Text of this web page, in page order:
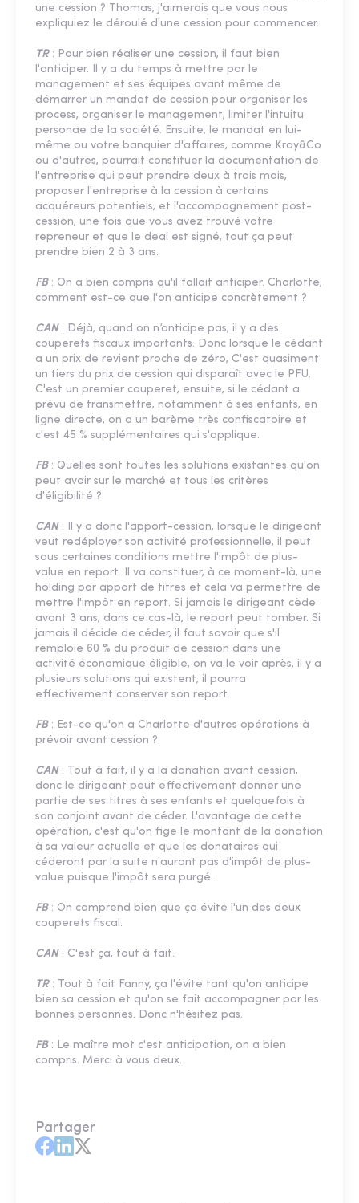
une cession ? Thomas, j'aimerais que vous nous
expliquiez le déroulé d'une cession pour commencer.
TR: Pour bien réaliser une cession, il faut bien
l'anticiper. Il y a du temps à mettre par le
management et ses équipes avant même de
démarrer un mandat de cession pour organiser les
process, organiser le management, limiter l'intuitu
personae de la société. Ensuite, le mandat en lui-
même ou votre banquier d'affaires, comme Kray&Co
ou d'autres, pourrait constituer la documentation de
l'entreprise qui peut prendre deux à trois mois,
proposer l'entreprise à la cession à certains
acquéreurs potentiels, et l'accompagnement post-
cession, une fois que vous avez trouvé votre
repreneur et que le deal est signé, tout ça peut
prendre bien 2 à 3 ans.
FB: On a bien compris qu'il fallait anticiper. Charlotte,
comment est-ce que l'on anticipe concrètement ?
CAN: Déjà, quand on n’anticipe pas, il y a des
couperets fiscaux importants. Donc lorsque le cédant
a un prix de revient proche de zéro, C'est quasiment
un tiers du prix de cession qui disparaît avec le PFU.
C'est un premier couperet, ensuite, si le cédant a
prévu de transmettre, notamment à ses enfants, en
ligne directe, on a un barème très confiscatoire et
c'est 45 % supplémentaires qui s'applique.
FB: Quelles sont toutes les solutions existantes qu'on
peut avoir sur le marché et tous les critères
d'éligibilité ?
CAN: Il y a donc l'apport-cession, lorsque le dirigeant
veut redéployer son activité professionnelle, il peut
sous certaines conditions mettre l'impôt de plus-
value en report. Il va constituer, à ce moment-là, une
holding par apport de titres et cela va permettre de
mettre l'impôt en report. Si jamais le dirigeant cède
avant 3 ans, dans ce cas-là, le report peut tomber. Si
jamais il décide de céder, il faut savoir que s'il
remploie 60 % du produit de cession dans une
activité économique éligible, on va le voir après, il y a
plusieurs solutions qui existent, il pourra
effectivement conserver son report.
FB: Est-ce qu'on a Charlotte d'autres opérations à
prévoir avant cession ?
CAN: Tout à fait, il y a la donation avant cession,
donc le dirigeant peut effectivement donner une
partie de ses titres à ses enfants et quelquefois à
son conjoint avant de céder. L'avantage de cette
opération, c'est qu'on fige le montant de la donation
à sa valeur actuelle et que les donataires qui
céderont par la suite n'auront pas d'impôt de plus-
value puisque l'impôt sera purgé.
FB: On comprend bien que ça évite l'un des deux
couperets fiscal.
CAN: C'est ça, tout à fait.
TR: Tout à fait Fanny, ça l'évite tant qu'on anticipe
bien sa cession et qu'on se fait accompagner par les
bonnes personnes. Donc n'hésitez pas.
FB: Le maître mot c'est anticipation, on a bien
compris. Merci à vous deux.
Partager